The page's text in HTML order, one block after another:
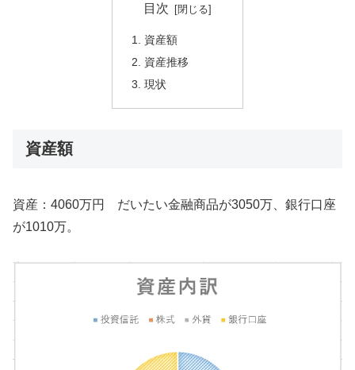
目次
資産額
資産推移
現状
資産額
資産：4060万円 だいたい金融商品が3050万、銀行口座
が1010万。